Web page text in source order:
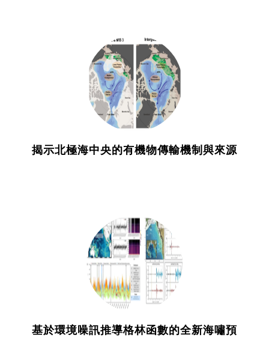
揭示北極海中央的有機物傳輸機制與來源
基於環境噪訊推導格林函數的全新海嘯預